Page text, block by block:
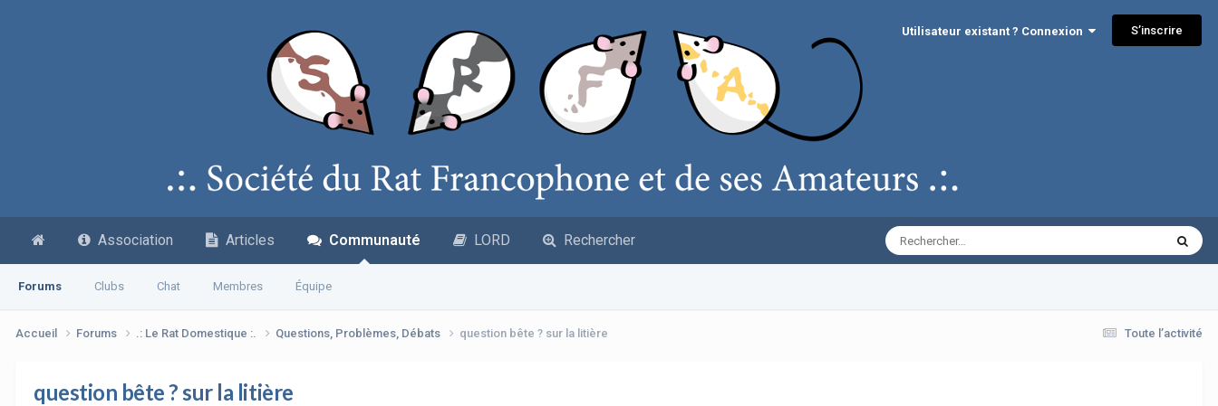
Utilisateur existant ? Connexion S’inscrire
Association Articles Communauté
Forums Clubs Chat Membres Équipe
LORD Rechercher
Toute l’activité
Accueil Forums .: Le Rat Domestique :. Questions, Problèmes, Débats question bête ? sur la litière
question bête ? sur la litière